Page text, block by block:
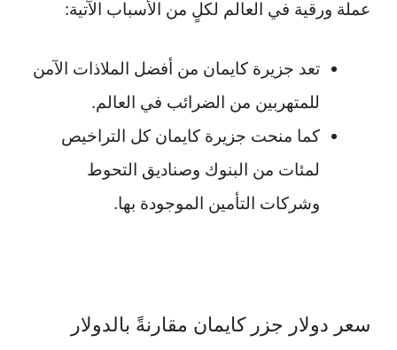
عملة ورقية في العالم لكلٍ من الأسباب الآتية:
تعد جزيرة كايمان من أفضل الملاذات الآمن
للمتهربين من الضرائب في العالم.
كما منحت جزيرة كايمان كل التراخيص
لمئات من البنوك وصناديق التحوط
وشركات التأمين الموجودة بها.
سعر دولار جزر كايمان مقارنةً بالدولار